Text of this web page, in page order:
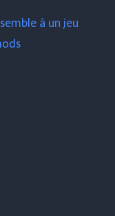
à un jeu